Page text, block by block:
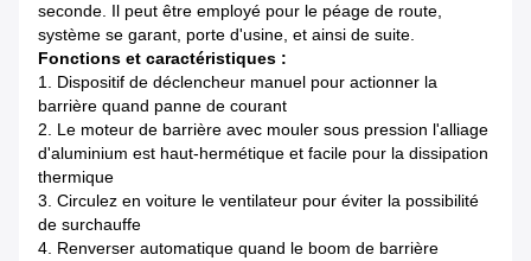
seconde. Il peut être employé pour le péage de route,
système se garant, porte d'usine, et ainsi de suite.
Fonctions et caractéristiques :
1. Dispositif de déclencheur manuel pour actionner la
barrière quand panne de courant
2. Le moteur de barrière avec mouler sous pression l'alliage
d'aluminium est haut-hermétique et facile pour la dissipation
thermique
3. Circulez en voiture le ventilateur pour éviter la possibilité
de surchauffe
4. Renverser automatique quand le boom de barrière